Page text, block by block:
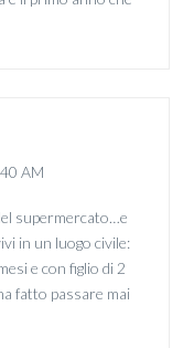
AM
supermercato…e
in un luogo civile:
e con figlio di 2
fatto passare mai